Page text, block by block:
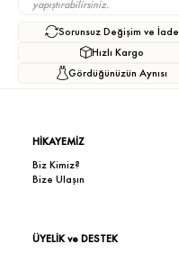
yapıştırabilirsiniz.
Sorunsuz Değişim ve İade
Hızlı Kargo
Gördüğünüzün Aynısı
HİKAYEMİZ
Biz Kimiz?
Bize Ulaşın
ÜYELİK ve DESTEK